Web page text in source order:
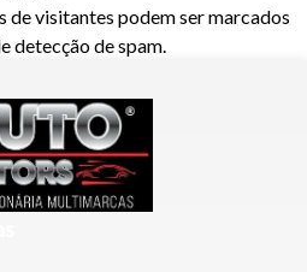
de visitantes podem ser marcados
detecção de spam.